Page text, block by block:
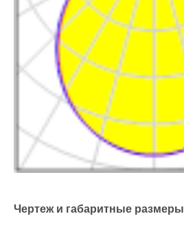
Чертеж и габаритные размеры